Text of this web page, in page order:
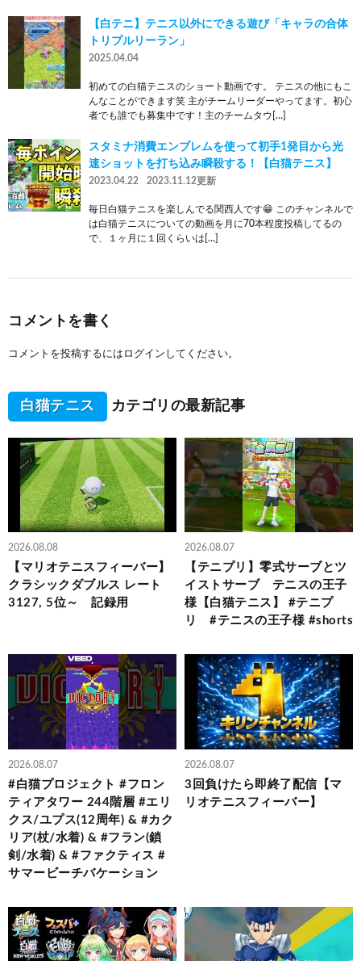
【白テニ】テニス以外にできる遊び「キャラの合体
トリプルリーラン」
2025.04.04
初めての白猫テニスのショート動画です。 テニスの他にもこ
んなことができます笑 主がチームリーダーやってます。初心
者でも誰でも募集中です！主のチームタウ[…]
スタミナ消費エンブレムを使って初手1発目から光
速ショットを打ち込み瞬殺する！【白猫テニス】
2023.04.22 2023.11.12更新
毎日白猫テニスを楽しんでる関西人です😁 このチャンネルで
は白猫テニスについての動画を月に70本程度投稿してるの
で、１ヶ月に１回くらいは[…]
コメントを書く
コメントを投稿するには ログイン してください。
白猫テニス カテゴリの最新記事
2026.08.08
【マリオテニスフィーバー】
クラシックダブルス レート
3127, 5位～ 記録用
2026.08.07
【テニプリ】零式サーブとツ
イストサーブ テニスの王子
様【白猫テニス】 #テニプ
リ #テニスの王子様 #shorts
2026.08.07
#白猫プロジェクト #フロン
ティアタワー 244階層 #エリ
クス/ユプス(12周年) & #カク
リア(杖/水着) & #フラン(鎖
剣/水着) & #ファクティス #
サマービーチバケーション
2026.08.07
3回負けたら即終了配信【マ
リオテニスフィーバー】